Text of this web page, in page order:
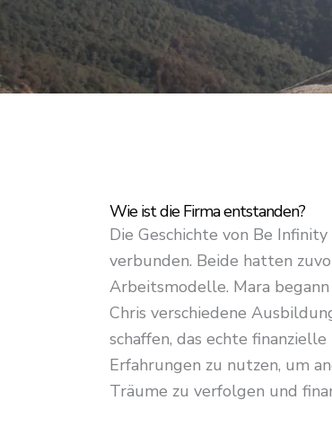
Wie ist die Firma entstanden?
Die Geschichte von Be
verbunden. Beide hatten
Arbeitsmodelle. Mara
Chris verschiedene
schaffen, das echte
Erfahrungen zu nutzen, um
Träume zu verfolgen und